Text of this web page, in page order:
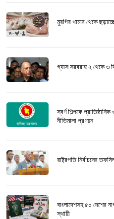
মুরগির খামার থেকে
গ্যাস সরবরাহ ২ থেকে ৩
স্বর্ণ শিল্পকে
নীতিমালা প্রণয়ন
রাষ্ট্রপতি নির্বাচনের
বাংলাদেশসহ ৫০ দেশের
স্থায়ী